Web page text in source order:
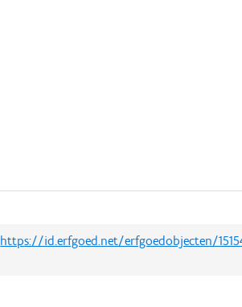
https://id.erfgoed.net/erfgoedobjecten/